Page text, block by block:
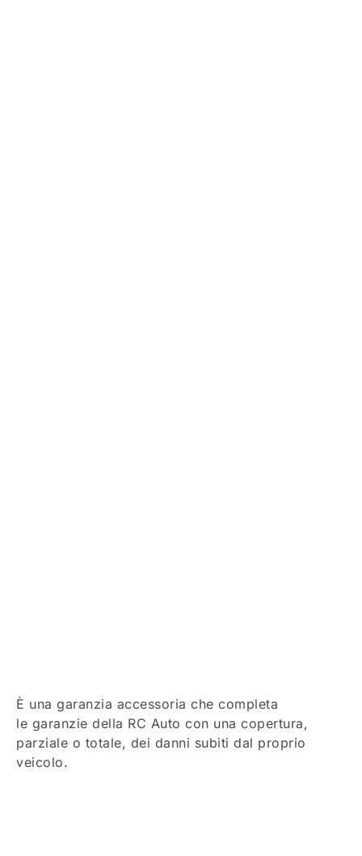
È una garanzia accessoria che completa
le garanzie della RC Auto con una copertura,
parziale o totale, dei danni subiti dal proprio
veicolo.